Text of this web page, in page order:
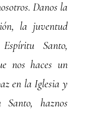
Danos la
la juventud
Santo,
nos haces un
en la Iglesia y
haznos